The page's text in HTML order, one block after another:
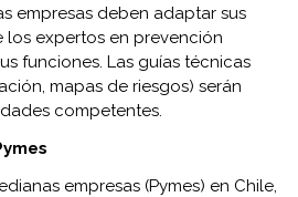
empresas deben adaptar sus
los expertos en prevención
funciones. Las guías técnicas
mapas de riesgos) serán
competentes.
empresas (Pymes) en Chile,